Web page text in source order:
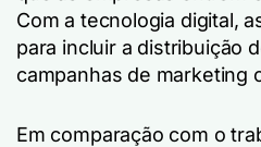
Com a tecnologia digital,
para incluir a distribuição
campanhas de marketing
Em comparação com o